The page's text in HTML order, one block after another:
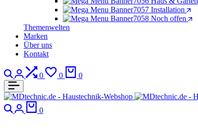
Installation
Noch offen
Themenwelten
Marken
Über uns
Kontakt
Suchen
Anmeldung
0
Vergleich
0
Wunschliste
0
SuchenAnmeldung
0